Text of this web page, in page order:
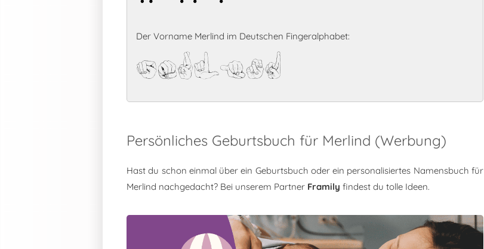
Der Vorname Merlind im Deutschen Fingeralphabet:
Merlind
Persönliches Geburtsbuch für Merlind (Werbung)
Hast du schon einmal über ein Geburtsbuch oder ein personalisiertes Namensbuch für
Merlind nachgedacht? Bei unserem Partner Framily findest du tolle Ideen.